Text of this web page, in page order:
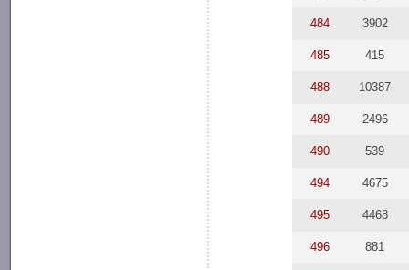
484 3902
485 415
488 10387
489 2496
490 539
494 4675
495 4468
496 881